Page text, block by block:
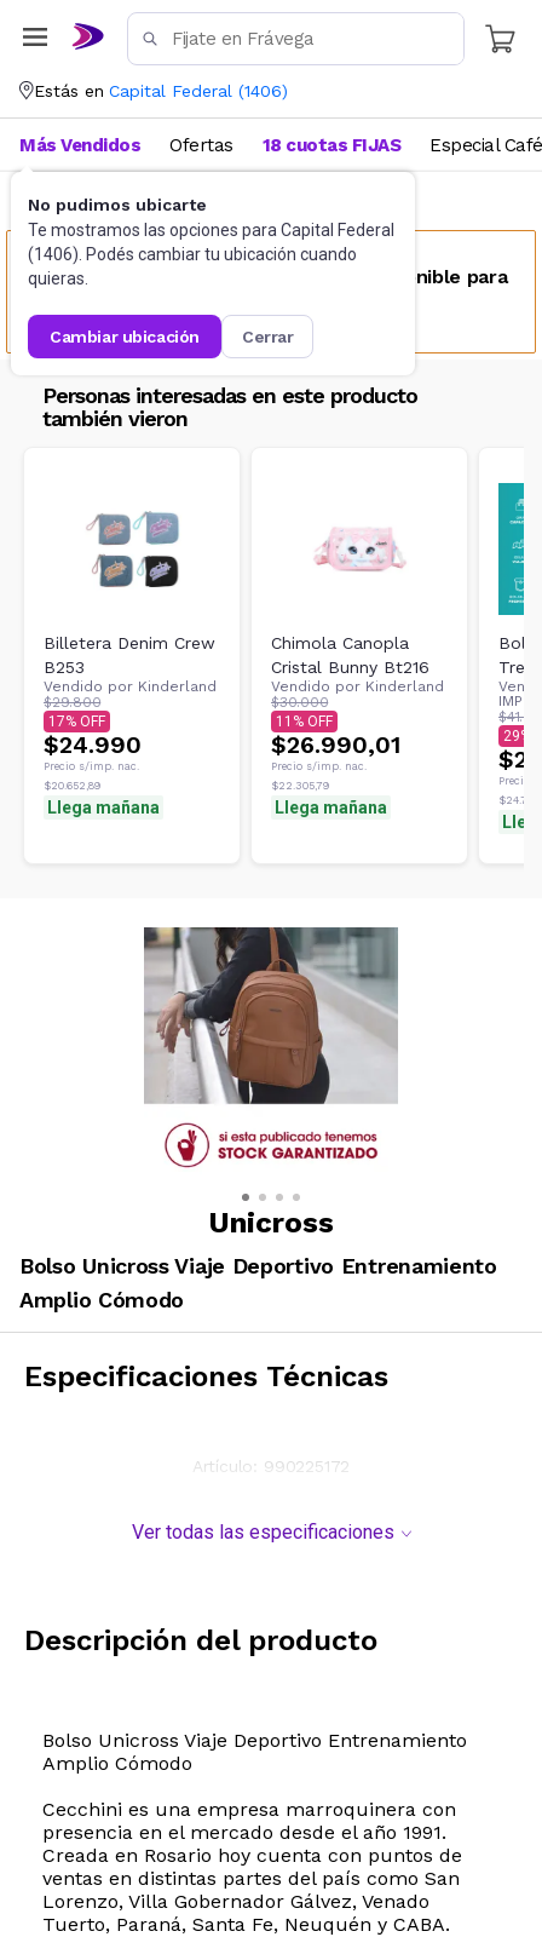
Estás en Capital Federal (1406)
No pudimos ubicarte
Te mostramos las opciones para Capital Federal
(1406). Podés cambiar tu ubicación cuando
quieras.
cambiar ubicación cerrar
Más Vendidos Ofertas 18 cuotas FIJAS Especial Café
Accesorios Bolsos y Bolsas
Este producto no se encuentra disponible para
Personas interesadas en este producto
también vieron
Billetera Denim Crew
B253
Vendido por Kinderland
$29.800
17
$24.990
Precio s/imp. nac.
$20.652,89
Llega mañana
Chimola Canopla
Cristal Bunny Bt216
Vendido por Kinderland
$30.000
11
$26.990,01
Precio s/imp. nac.
$22.305,79
Llega mañana
29
Precio
Unicross
Bolso Unicross Viaje Deportivo Entrenamiento
Amplio Cómodo
Especificaciones Técnicas
Artículo: 990225172
Ver todas las especificaciones
Descripción del producto
Bolso Unicross Viaje Deportivo Entrenamiento
Amplio Cómodo
Cecchini es una empresa marroquinera con
presencia en el mercado desde el año 1991.
Creada en Rosario hoy cuenta con puntos de
ventas en distintas partes del país como San
Lorenzo, Villa Gobernador Gálvez, Venado
Tuerto, Paraná, Santa Fe, Neuquén y CABA.